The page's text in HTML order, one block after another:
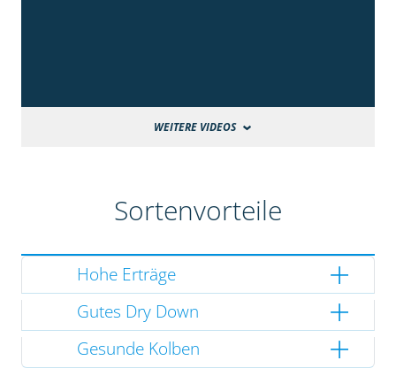
WEITERE VIDEOS
Sortenvorteile
Hohe Erträge
Gutes Dry Down
Gesunde Kolben